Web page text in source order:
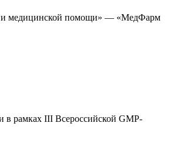
и медицинской помощи» — «МедФарм
в рамках III Всероссийской GMP-